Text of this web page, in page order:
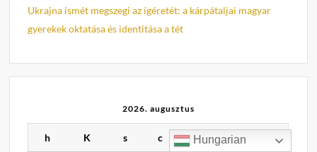
Ukrajna ismét megszegi az ígéretét: a kárpátaljai magyar
gyerekek oktatása és identitása a tét
2026. augusztus
h K s c p s
Hungarian